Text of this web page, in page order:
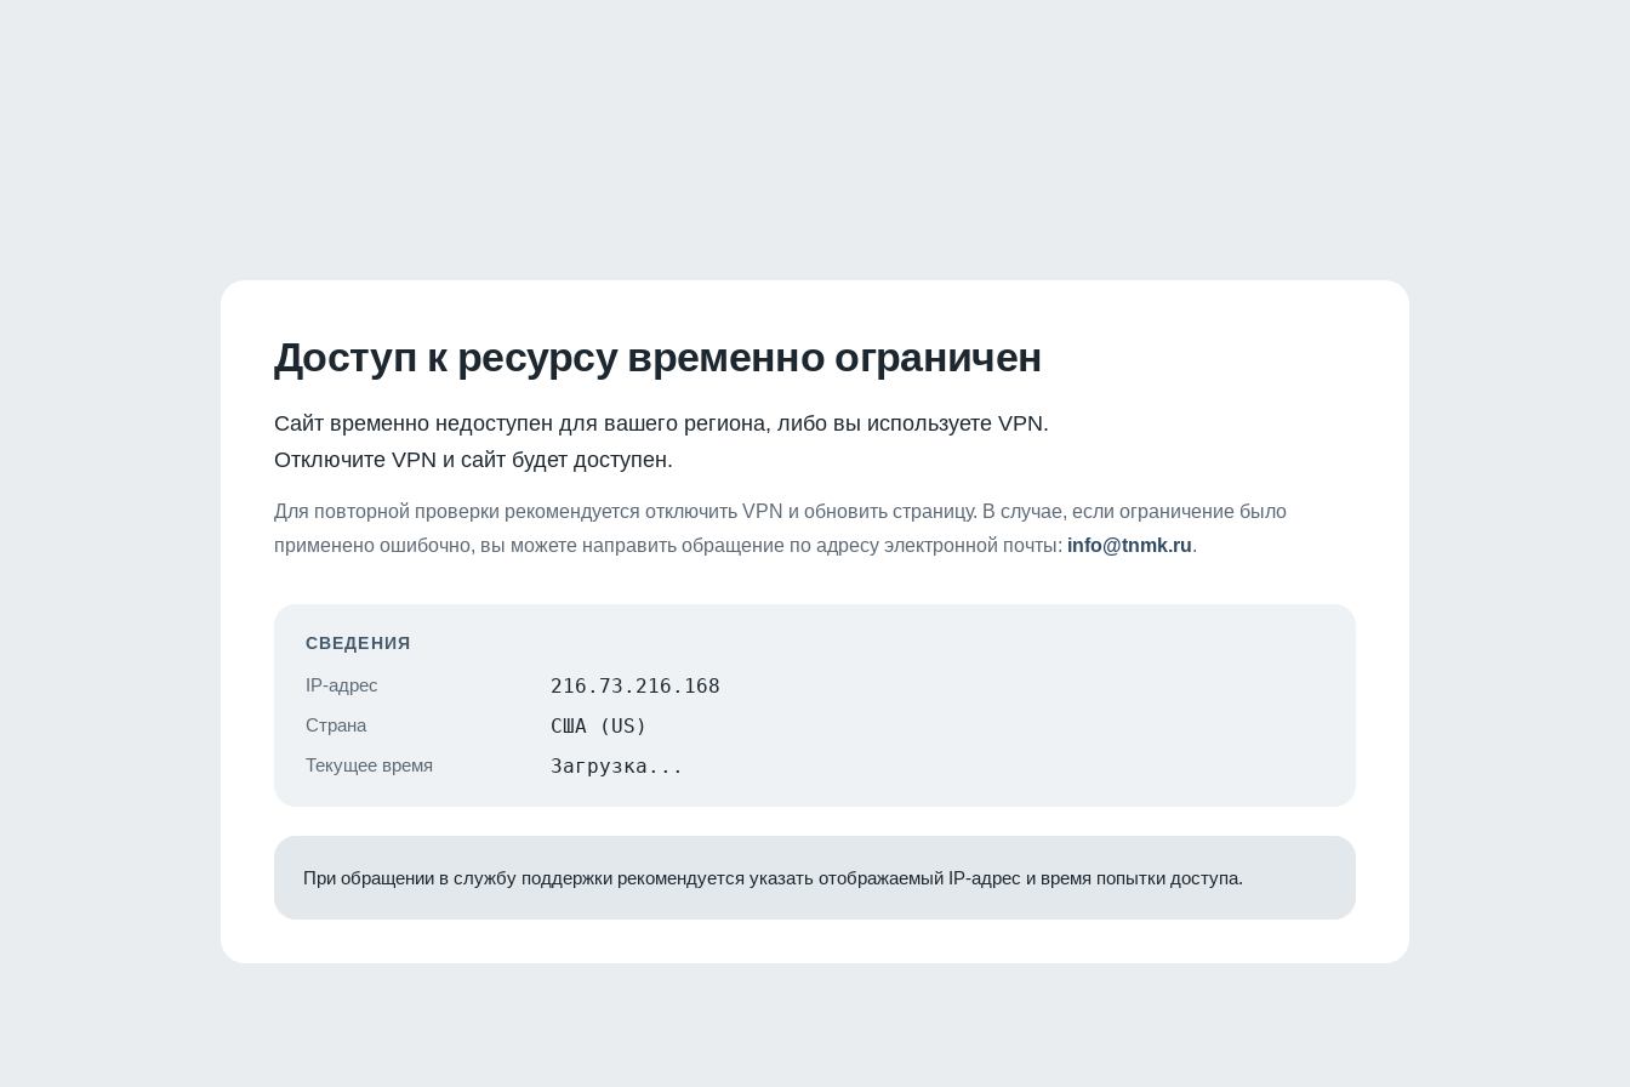
Доступ к ресурсу временно ограничен
Сайт временно недоступен для вашего региона, либо вы используете VPN.
Отключите VPN и сайт будет доступен.
Для повторной проверки рекомендуется отключить VPN и обновить страницу. В случае, если ограничение было
применено ошибочно, вы можете направить обращение по адресу электронной почты: info@tnmk.ru.
СВЕДЕНИЯ
IP-адрес 216.73.216.168
Страна США (US)
Текущее время Загрузка...
При обращении в службу поддержки рекомендуется указать отображаемый IP-адрес и время попытки доступа.